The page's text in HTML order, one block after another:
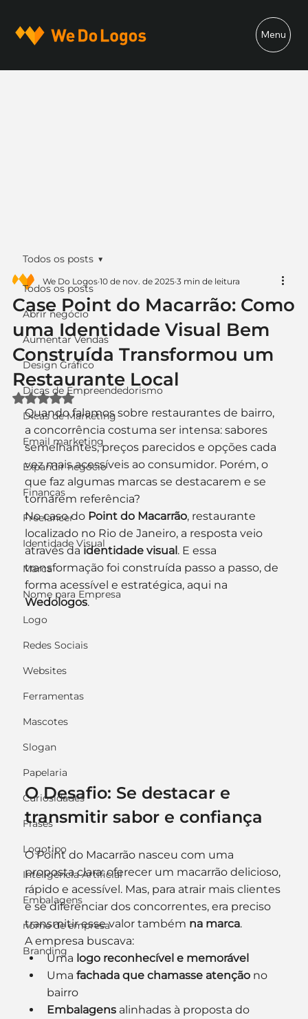
Menu
Todos os posts
Abrir negócio
Aumentar Vendas
Design Gráfico
Dicas de Empreendedorismo
Dicas de Marketing
Email marketing
Expandir negócio
Finanças
Freelancer
Identidade Visual
Marca
Nome para Empresa
Logo
Redes Sociais
Websites
Ferramentas
Mascotes
Slogan
Papelaria
Curiosidades
Frases
Logotipo
Inteligência Artificial
Embalagens
nome de empresa
Branding
Todos os posts
Case Point do Macarrão: Como
uma Identidade Visual Bem
Construída Transformou um
Restaurante Local
We Do Logos 10 de nov. de 2025 3 min de leitura
Avaliado com NaN de 5 estrelas.
Quando falamos sobre restaurantes de bairro,
a concorrência costuma ser intensa: sabores
semelhantes, preços parecidos e opções cada
vez mais acessíveis ao consumidor. Porém, o
que faz algumas marcas se destacarem e se
tornarem referência?
No caso do Point do Macarrão, restaurante
localizado no Rio de Janeiro, a resposta veio
através da identidade visual. E essa
transformação foi construída passo a passo, de
forma acessível e estratégica, aqui na
Wedologos.
O Desafio: Se destacar e
transmitir sabor e confiança
O Point do Macarrão nasceu com uma
proposta clara: oferecer um macarrão delicioso,
rápido e acessível. Mas, para atrair mais clientes
e se diferenciar dos concorrentes, era preciso
transmitir esse valor também na marca.
A empresa buscava:
Uma logo reconhecível e memorável
Uma fachada que chamasse atenção no
bairro
Embalagens alinhadas à proposta do